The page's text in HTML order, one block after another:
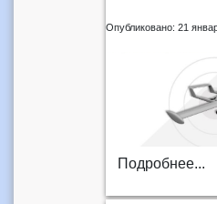
Опубликовано: 21
Подробнее...